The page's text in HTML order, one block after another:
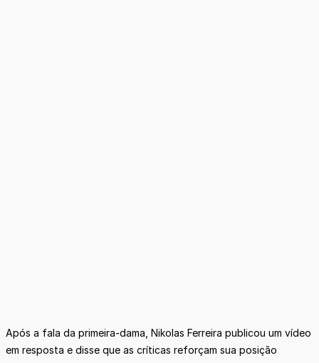
Após a fala da primeira-dama, Nikolas Ferreira publicou um vídeo
em resposta e disse que as críticas reforçam sua posição